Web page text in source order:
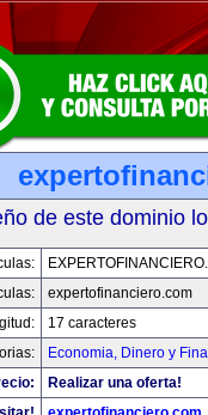
de este dominio
expertofinanciero.com
17 caracteres
Economia, Dinero y
Realizar una oferta!